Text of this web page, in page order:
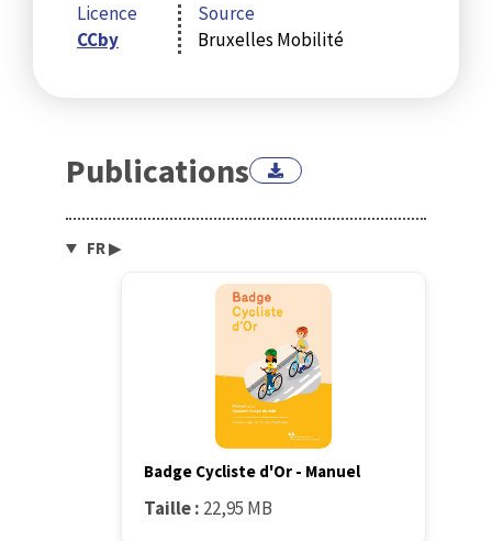
Licence
CCby
Source
Bruxelles Mobilité
Publications
FR▶
Badge Cycliste d'Or - Manuel
Taille : 22,95 MB